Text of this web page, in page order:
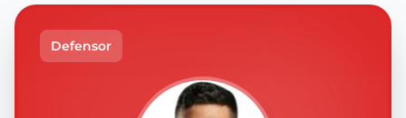
Defensor